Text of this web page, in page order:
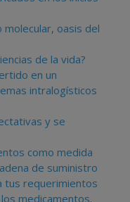
molecular, oasis del
de la vida?
en un
intralogísticos
y se
como medida
de suministro
tus requerimientos
medicamentos.